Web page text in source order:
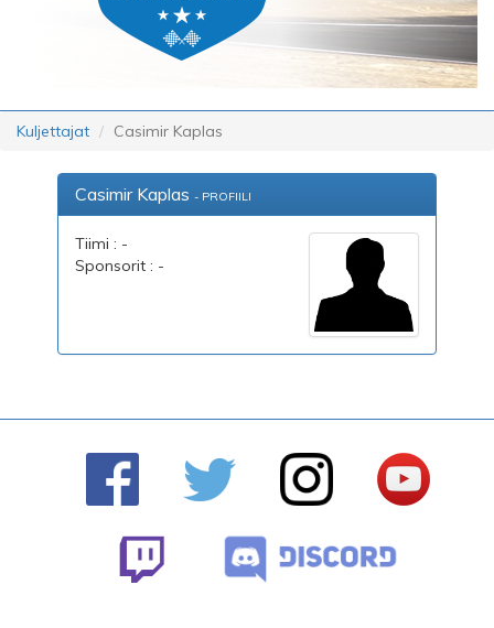
Kuljettajat Casimir Kaplas
Casimir Kaplas - PROFIILI
Tiimi : -
Sponsorit : -